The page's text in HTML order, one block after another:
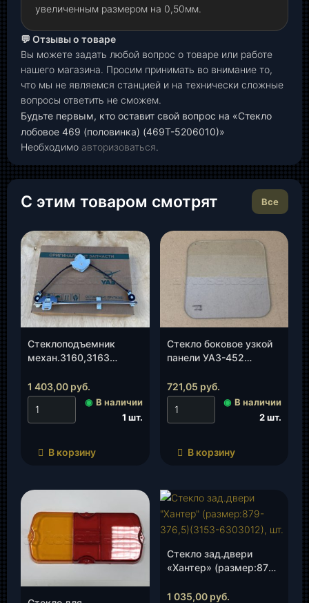
увеличенным размером на 0,50мм.
💬 Отзывы о товаре
Вы можете задать любой вопрос о товаре или работе
нашего магазина. Просим принимать во внимание то,
что мы не являемся станцией и на технически сложные
вопросы ответить не сможем.
Будьте первым, кто оставит свой вопрос на «Стекло
лобовое 469 (половинка) (469Т-5206010)»
Необходимо авторизоваться.
С этим товаром смотрят Все
Стеклоподъемник
механ.3160,3163
6104010-00), шт.
1 403,00 руб.
◉ В наличии
1 шт.
В корзину
Стекло боковое узкой
панели УАЗ-452
(0451-30-5403202-00),
шт.
721,05 руб.
◉ В наличии
2 шт.
В корзину
Стекло зад.двери
«Хантер» (размер:879-
шт.
1 035,00 руб.